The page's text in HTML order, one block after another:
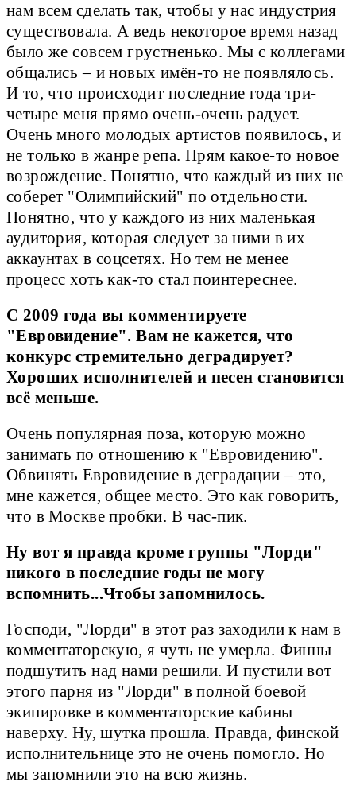
нам всем сделать так, чтобы у нас индустрия
существовала. А ведь некоторое время назад
было же совсем грустненько. Мы с коллегами
общались – и новых имён-то не появлялось.
И то, что происходит последние года три-
четыре меня прямо очень-очень радует.
Очень много молодых артистов появилось, и
не только в жанре репа. Прям какое-то новое
возрождение. Понятно, что каждый из них не
соберет "Олимпийский" по отдельности.
Понятно, что у каждого из них маленькая
аудитория, которая следует за ними в их
аккаунтах в соцсетях. Но тем не менее
процесс хоть как-то стал поинтереснее.
С 2009 года вы комментируете
"Евровидение". Вам не кажется, что
конкурс стремительно деградирует?
Хороших исполнителей и песен становится
всё меньше.
Очень популярная поза, которую можно
занимать по отношению к "Евровидению".
Обвинять Евровидение в деградации – это,
мне кажется, общее место. Это как говорить,
что в Москве пробки. В час-пик.
Ну вот я правда кроме группы "Лорди"
никого в последние годы не могу
вспомнить...Чтобы запомнилось.
Господи, "Лорди" в этот раз заходили к нам в
комментаторскую, я чуть не умерла. Финны
подшутить над нами решили. И пустили вот
этого парня из "Лорди" в полной боевой
экипировке в комментаторские кабины
наверху. Ну, шутка прошла. Правда, финской
исполнительнице это не очень помогло. Но
мы запомнили это на всю жизнь.